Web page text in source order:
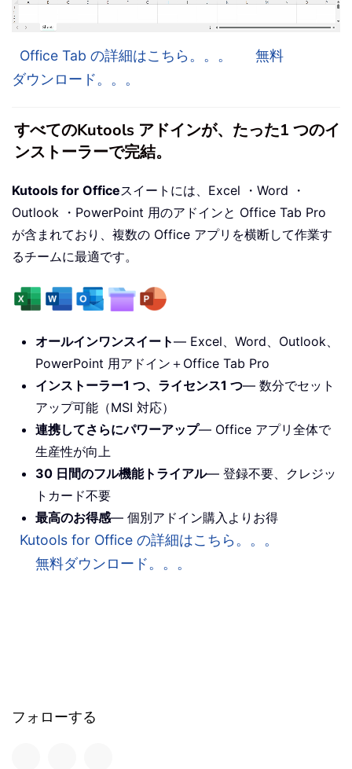
Office Tab の詳細はこちら。。。
無料
ダウンロード。。。
すべてのKutools アドインが、たった1 つのイ
ンストーラーで完結。
Kutools for Officeスイートには、Excel ・Word ・
Outlook ・PowerPoint 用のアドインと Office Tab Pro
が含まれており、複数の Office アプリを横断して作業す
るチームに最適です。
オールインワンスイート— Excel、Word、Outlook、
PowerPoint 用アドイン＋Office Tab Pro
インストーラー1 つ、ライセンス1 つ— 数分でセット
アップ可能（MSI 対応）
連携してさらにパワーアップ— Office アプリ全体で
生産性が向上
30 日間のフル機能トライアル— 登録不要、クレジッ
トカード不要
最高のお得感— 個別アドイン購入よりお得
Kutools for Office の詳細はこちら。。。
無料ダウンロード。。。
フォローする